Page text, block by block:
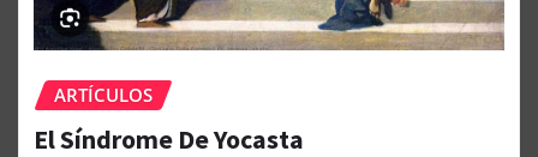
ARTÍCULOS
El Síndrome De Yocasta